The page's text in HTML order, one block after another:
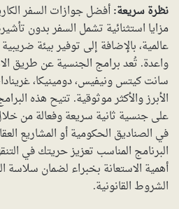
نظرة سريعة:
عالمية، بالإضافة إلى توفير بيئة
سانت كيتس ونيفيس، دومينيكا،
الأبرز والأكثر موثوقية. تتيح هذه
على جنسية ثانية سريعة وفعالة من
في الصناديق الحكومية أو المشاريع
البرنامج المناسب تعزيز حريتك في
أهمية الاستعانة بخبراء لضمان سلاسة
الشروط القانونية.